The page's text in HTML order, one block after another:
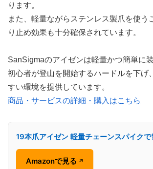
ります。
また、軽量ながらステンレス製爪を使う
り止め効果も十分確保されています。
SanSigmaのアイゼンは軽量かつ簡単に
初心者が登山を開始するハードルを下げ
すい環境を提供しています。
商品・サービスの詳細・購入はこちら
19本爪アイゼン 軽量チェーンスパイク
Amazonで見る ↗